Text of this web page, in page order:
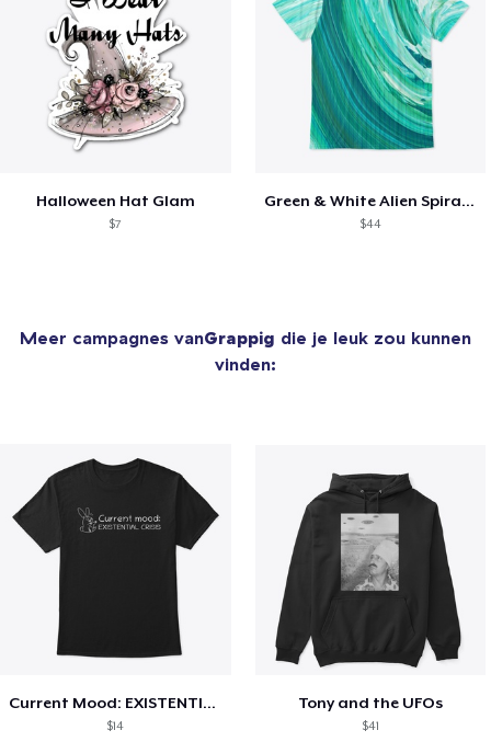
Halloween Hat Glam
$7
Green & White Alien Spiral Merch
$44
Meer campagnes vanGrappig die je leuk zou kunnen
vinden:
Current Mood: EXISTENTIAL CRISIS
$14
Tony and the UFOs
$41